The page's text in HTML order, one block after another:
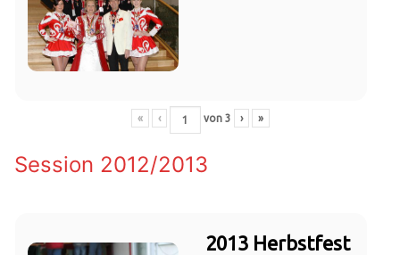
« ‹ von 3 › »
Session 2012/2013
2013 Herbstfest